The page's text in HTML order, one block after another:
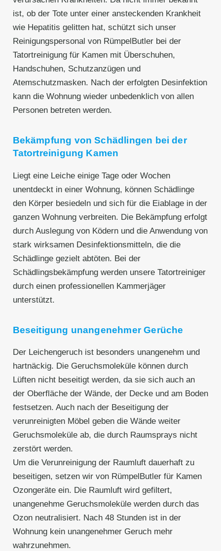
ist, ob der Tote unter einer ansteckenden Krankheit
wie Hepatitis gelitten hat, schützt sich unser
Reinigungspersonal von RümpelButler bei der
Tatortreinigung für Kamen mit Überschuhen,
Handschuhen, Schutzanzügen und
Atemschutzmasken. Nach der erfolgten Desinfektion
kann die Wohnung wieder unbedenklich von allen
Personen betreten werden.
Bekämpfung von Schädlingen bei der
Tatortreinigung Kamen
Liegt eine Leiche einige Tage oder Wochen
unentdeckt in einer Wohnung, können Schädlinge
den Körper besiedeln und sich für die Eiablage in der
ganzen Wohnung verbreiten. Die Bekämpfung erfolgt
durch Auslegung von Ködern und die Anwendung von
stark wirksamen Desinfektionsmitteln, die die
Schädlinge gezielt abtöten. Bei der
Schädlingsbekämpfung werden unsere Tatortreiniger
durch einen professionellen Kammerjäger
unterstützt.
Beseitigung unangenehmer Gerüche
Der Leichengeruch ist besonders unangenehm und
hartnäckig. Die Geruchsmoleküle können durch
Lüften nicht beseitigt werden, da sie sich auch an
der Oberfläche der Wände, der Decke und am Boden
festsetzen. Auch nach der Beseitigung der
verunreinigten Möbel geben die Wände weiter
Geruchsmoleküle ab, die durch Raumsprays nicht
zerstört werden.
Um die Verunreinigung der Raumluft dauerhaft zu
beseitigen, setzen wir von RümpelButler für Kamen
Ozongeräte ein. Die Raumluft wird gefiltert,
unangenehme Geruchsmoleküle werden durch das
Ozon neutralisiert. Nach 48 Stunden ist in der
Wohnung kein unangenehmer Geruch mehr
wahrzunehmen.